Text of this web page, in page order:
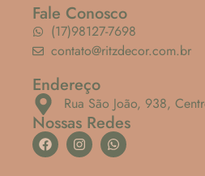
Fale Conosco
(17)98127-7698
contato@ritzdecor.com.br
Endereço
Rua São João, 938,
Nossas Redes